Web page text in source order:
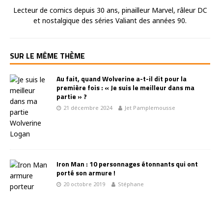
Lecteur de comics depuis 30 ans, pinailleur Marvel, râleur DC
et nostalgique des séries Valiant des années 90.
SUR LE MÊME THÈME
Au fait, quand Wolverine a-t-il dit pour la
première fois : « Je suis le meilleur dans ma
partie » ?
21 décembre 2024 Jet Pamplemousse
Iron Man : 10 personnages étonnants qui ont
porté son armure !
20 octobre 2019 Stéphane